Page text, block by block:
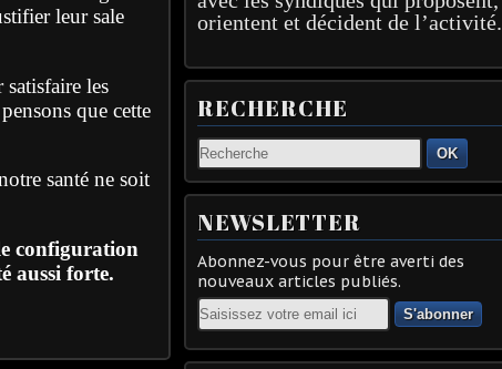
leur sale
satisfaire les
que cette
santé ne soit
configuration
aussi forte.
orientent et décident de l’activité.
RECHERCHE
OK
NEWSLETTER
Abonnez-vous pour être averti des
nouveaux articles publiés.
Email